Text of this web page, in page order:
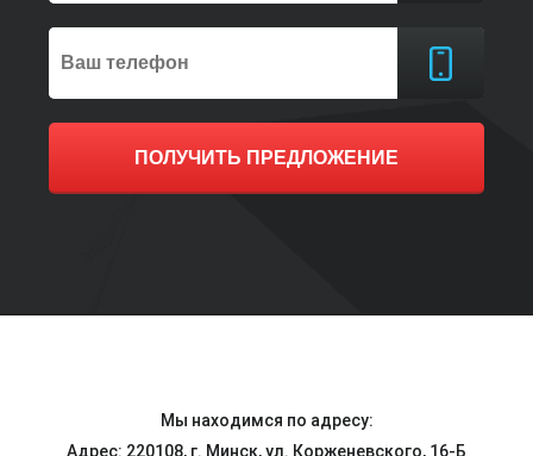
ПОЛУЧИТЬ ПРЕДЛОЖЕНИЕ
Мы находимся по адресу:
Адрес: 220108, г. Минск, ул. Корженевского, 16-Б